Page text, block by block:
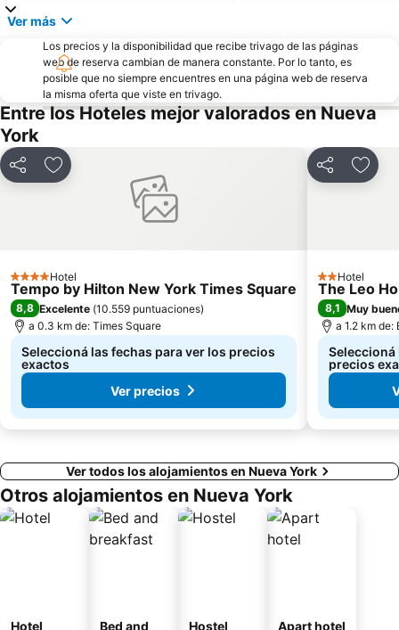
Aeropuerto Internacional Libertad de Newark
47th Street Theatre
50th St Metro Station
Manhattan Cruise Terminal
Javits Center
Central Park SummerStage
3rd Ave Metro Station
Bowery
Tribeca
Williamsburg
Aeropuerto LaGuardia
Ver más
Los precios y la disponibilidad que recibe trivago de las páginas
web de reserva cambian de manera constante. Por lo tanto, es
posible que no siempre encuentres en una página web de reserva
la misma oferta que viste en trivago.
Entre los Hoteles mejor valorados en Nueva
York
CompartirAñadir a favoritos
4 Estrellas
Hotel
Tempo by Hilton New York Times Square
8,8 Excelente (10.559 puntuaciones)
a 0.3 km de: Times Square
Seleccioná las fechas para ver los precios
exactos
Ver precios
Compartir
2 Estrellas
Hotel
The Leo
8,1 Muy
a 1.2 km de:
Seleccioná
precios
Ver todos los alojamientos en Nueva York
Otros alojamientos en Nueva York
Hotel
Bed and
Hostel Apart hotel